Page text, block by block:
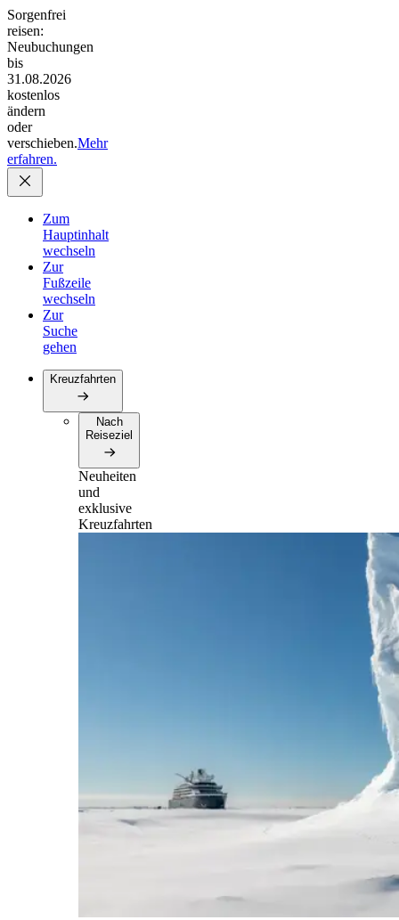
Sorgenfrei
reisen:
Neubuchungen
bis
31.08.2026
kostenlos
ändern
oder
verschieben.Mehr
erfahren.
Zum
Hauptinhalt
wechseln
Zur
Fußzeile
wechseln
Zur
Suche
gehen
Kreuzfahrten
Nach
Reiseziel
Neuheiten
und
exklusive
Kreuzfahrten